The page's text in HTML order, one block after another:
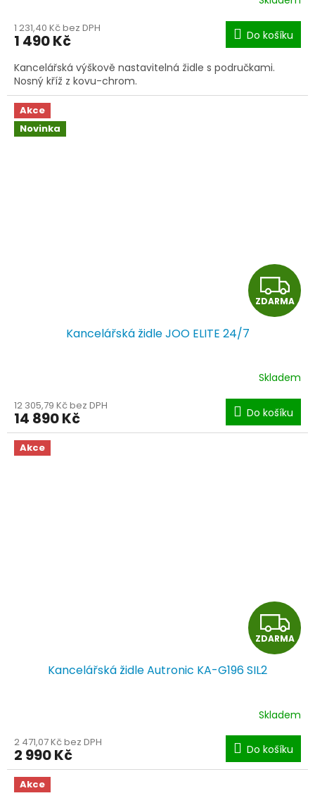
1 231,40 Kč bez DPH
1 490 Kč Do košíku
Kancelářská výškově nastavitelná židle s područkami.
Nosný kříž z kovu-chrom.
Akce
Novinka
Z
D
R
M
A
ZDARMA
Kancelářská židle JOO ELITE 24/7
Skladem
12 305,79 Kč bez DPH
14 890 Kč Do košíku
Akce
Z
D
R
M
A
ZDARMA
Kancelářská židle Autronic KA-G196 SIL2
Skladem
2 471,07 Kč bez DPH
2 990 Kč Do košíku
Akce